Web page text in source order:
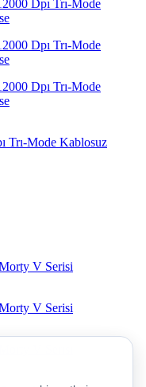
Trı-Mode Kablosuz